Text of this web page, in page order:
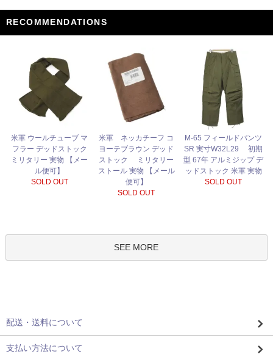
RECOMMENDATIONS
米軍 ウールチューブ マ
フラー デッドストック
ミリタリー 実物 【メー
ル便可】
SOLD OUT
米軍 ネッカチーフ コ
ヨーテブラウン デッド
ストック ミリタリー
ストール 実物 【メール
便可】
SOLD OUT
M-65 フィールドパンツ
SR 実寸W32L29 初期
型 67年 アルミジップ デ
ッドストック 米軍 実物
SOLD OUT
SEE MORE
配送・送料について
支払い方法について